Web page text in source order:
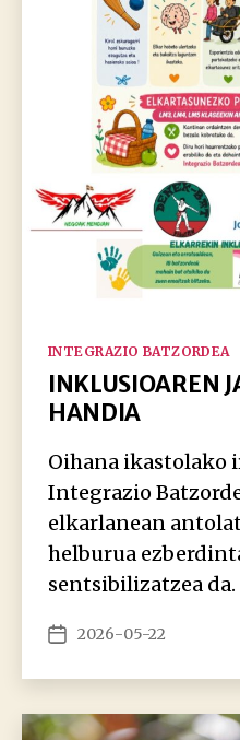
Kategoriak
INTEGRAZIO BATZORDEA
INKLUSIOAREN
HANDIA
Oihana ikastolako
Integrazio
elkarlanean
helburua
sentsibilizatzea da.
Argitalpenaren
2026-05-22